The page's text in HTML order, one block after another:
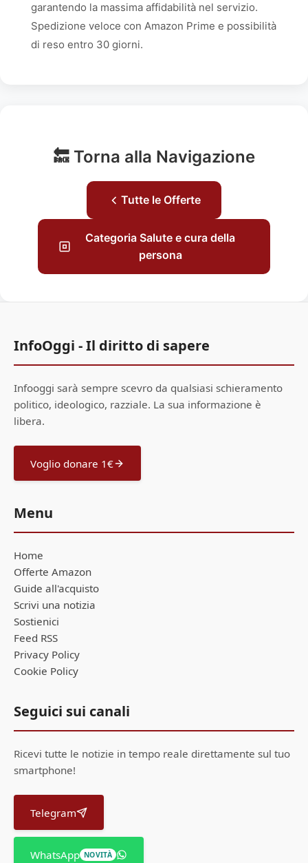
garantendo la massima affidabilità nel servizio.
Spedizione veloce con Amazon Prime e possibilità
di reso entro 30 giorni.
🔙 Torna alla Navigazione
Tutte le Offerte
Categoria Salute e cura della
persona
InfoOggi - Il diritto di sapere
Infooggi sarà sempre scevro da qualsiasi schieramento
politico, ideologico, razziale. La sua informazione è
libera.
Voglio donare 1€
Menu
Home
Offerte Amazon
Guide all'acquisto
Scrivi una notizia
Sostienici
Feed RSS
Privacy Policy
Cookie Policy
Seguici sui canali
Ricevi tutte le notizie in tempo reale direttamente sul tuo
smartphone!
Telegram
WhatsApp NOVITÀ